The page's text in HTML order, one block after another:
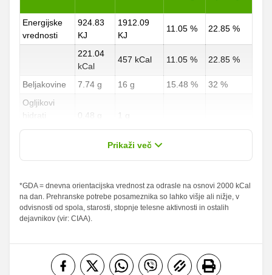
Energijske
vrednosti
924.83
KJ
1912.09
KJ
11.05 % 22.85 %
221.04
kCal
457 kCal 11.05 % 22.85 %
Beljakovine 7.74 g 16 g 15.48 %
32 %
Ogljikovi
hidrati
0.48 g
1 g
0.18 % 0.37 %
od teh
nasičene
maščobne
18.38 g
9.19 g
38 g 26.26 % 54.29 %
0 g 0 g 0 %
0 %
Folna kislina
0 g 0 g
Prikaži več
*GDA = dnevna orientacijska vrednost za odrasle na osnovi 2000 kCal
na dan. Prehranske potrebe posameznika so lahko višje ali nižje, v
odvisnosti od spola, starosti, stopnje telesne aktivnosti in ostalih
dejavnikov (vir: CIAA).